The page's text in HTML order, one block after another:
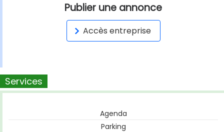
Publier une annonce
Accès entreprise
Services
Agenda
Parking